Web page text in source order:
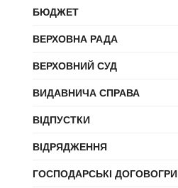
БЮДЖЕТ
ВЕРХОВНА РАДА
ВЕРХОВНИЙ СУД
ВИДАВНИЧА СПРАВА
ВІДПУСТКИ
ВІДРЯДЖЕННЯ
ГОСПОДАРСЬКІ ДОГОВОГРИ